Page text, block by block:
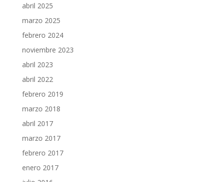
abril 2025
marzo 2025
febrero 2024
noviembre 2023
abril 2023
abril 2022
febrero 2019
marzo 2018
abril 2017
marzo 2017
febrero 2017
enero 2017